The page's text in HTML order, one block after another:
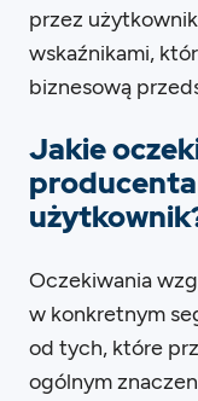
przez
wskaźnikami,
biznesową
Jakie
Oczekiwania
w konkretnym
od tych, które
ogólnym